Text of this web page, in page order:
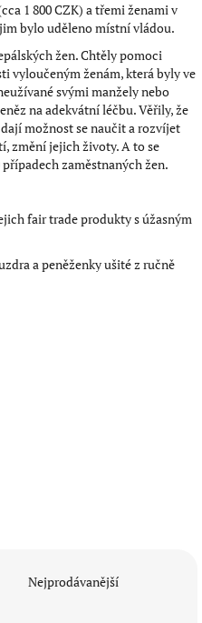
1 800 CZK) a třemi ženami v
bylo uděleno místní vládou.
žen. Chtěly pomoci
vyloučeným ženám, která byly ve
svými manžely nebo
na adekvátní léčbu. Věřily, že
možnost se naučit a rozvíjet
změní jejich životy. A to se
zaměstnaných žen.
fair trade produkty s úžasným
a peněženky ušité z ručně
Nejprodávanější